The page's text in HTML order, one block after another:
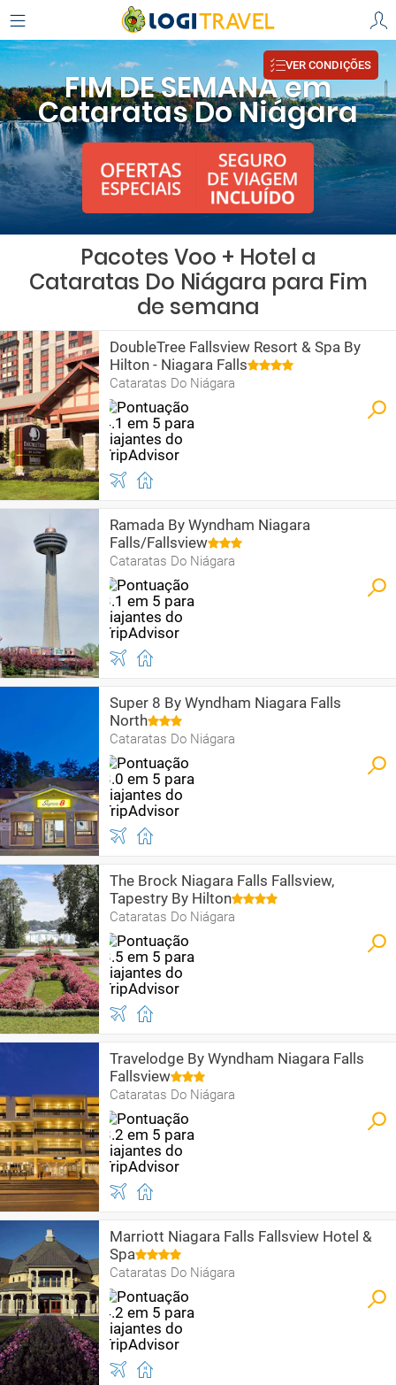
FIM DE SEMANA em
Cataratas Do Niágara
VER CONDIÇÕES
Pacotes Voo + Hotel a
Cataratas Do Niágara para Fim
de semana
DoubleTree Fallsview Resort & Spa By
Hilton - Niagara Falls
Cataratas Do Niágara
Ramada By Wyndham Niagara
Falls/Fallsview
Cataratas Do Niágara
Super 8 By Wyndham Niagara Falls
North
Cataratas Do Niágara
The Brock Niagara Falls Fallsview,
Tapestry By Hilton
Cataratas Do Niágara
Travelodge By Wyndham Niagara Falls
Fallsview
Cataratas Do Niágara
Marriott Niagara Falls Fallsview Hotel &
Spa
Cataratas Do Niágara